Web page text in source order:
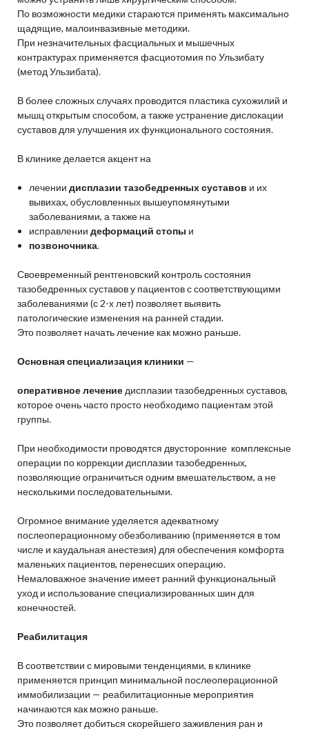
По возможности медики стараются применять максимально
щадящие, малоинвазивные методики.
При незначительных фасциальных и мышечных
контрактурах применяется фасциотомия по Ульзибату
(метод Ульзибата).
В более сложных случаях проводится пластика сухожилий и
мышц открытым способом, а также устранение дислокации
суставов для улучшения их функционального состояния.
В клинике делается акцент на
лечениидисплазии тазобедренных суставов и их
вывихах, обусловленных вышеупомянутыми
заболеваниями, а также на
исправлениидеформаций стопы и
позвоночника.
Своевременный рентгеновский контроль состояния
тазобедренных суставов у пациентов с соответствующими
заболеваниями (с 2-х лет) позволяет выявить
патологические изменения на ранней стадии.
Это позволяет начать лечение как можно раньше.
Основная специализация клиники —
оперативное лечениедисплазии тазобедренных суставов,
которое очень часто просто необходимо пациентам этой
группы.
При необходимости проводятся двусторонние комплексные
операции по коррекции дисплазии тазобедренных,
позволяющие ограничиться одним вмешательством, а не
несколькими последовательными.
Огромное внимание уделяется адекватному
послеоперационному обезболиванию (применяется в том
числе и каудальная анестезия) для обеспечения комфорта
маленьких пациентов, перенесших операцию.
Немаловажное значение имеет ранний функциональный
уход и использование специализированных шин для
конечностей.
Реабилитация
В соответствии с мировыми тенденциями, в клинике
применяется принцип минимальной послеоперационной
иммобилизации — реабилитационные мероприятия
начинаются как можно раньше.
Это позволяет добиться скорейшего заживления ран и